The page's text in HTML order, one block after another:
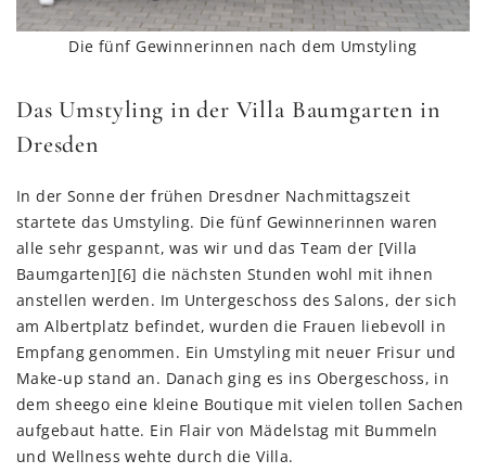
Die fünf Gewinnerinnen nach dem Umstyling
Das Umstyling in der Villa Baumgarten in
Dresden
In der Sonne der frühen Dresdner Nachmittagszeit
startete das Umstyling. Die fünf Gewinnerinnen waren
alle sehr gespannt, was wir und das Team der [Villa
Baumgarten][6] die nächsten Stunden wohl mit ihnen
anstellen werden. Im Untergeschoss des Salons, der sich
am Albertplatz befindet, wurden die Frauen liebevoll in
Empfang genommen. Ein Umstyling mit neuer Frisur und
Make-up stand an. Danach ging es ins Obergeschoss, in
dem sheego eine kleine Boutique mit vielen tollen Sachen
aufgebaut hatte. Ein Flair von Mädelstag mit Bummeln
und Wellness wehte durch die Villa.